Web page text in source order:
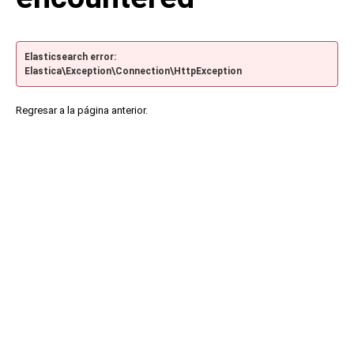
Elasticsearch error:
Elastica\Exception\Connection\HttpException
Regresar a la página anterior.